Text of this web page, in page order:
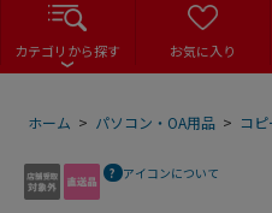
カテゴリから探す お気に入り
ホーム > パソコン・OA用品 > コ
アイコンについて